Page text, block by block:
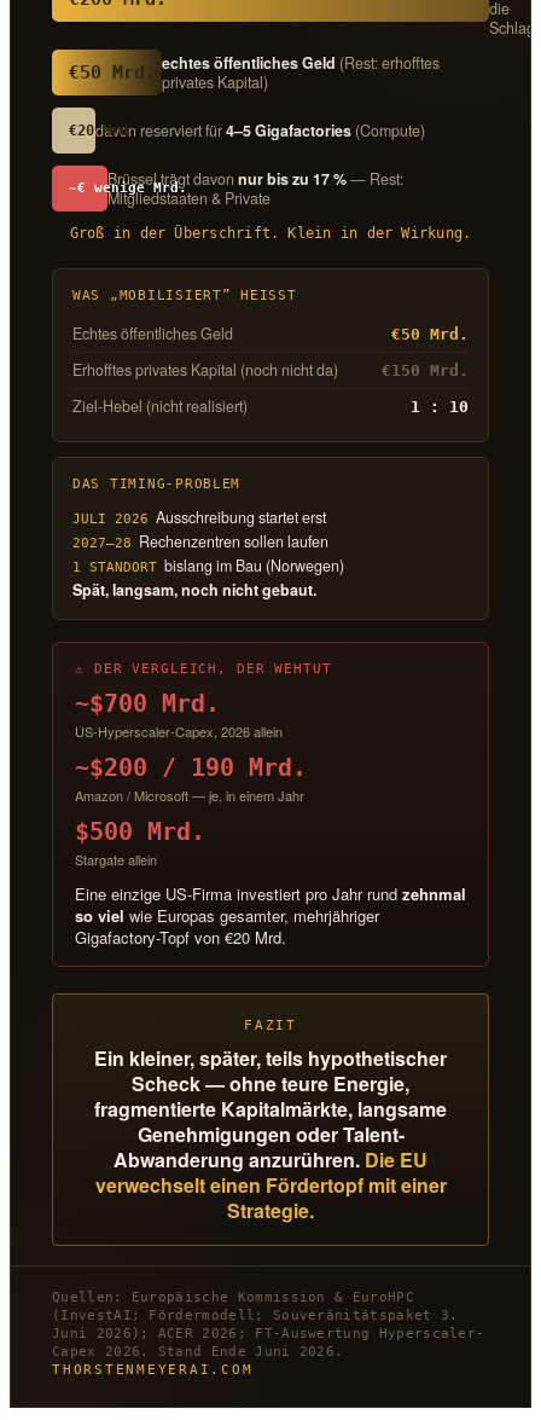
die
€50 Mrd. echtes öffentliches Geld (Rest: erhofftes
privates Kapital)
€20 Mrd.
davon reserviert für4–5 Gigafactories (Compute)
~€ wenige Mrd.
Brüssel trägt davon nur bis zu 17 %— Rest:
Mitgliedstaaten & Private
Groß in der Überschrift. Klein in der Wirkung.
WAS „MOBILISIERT” HEISST
Echtes öffentliches Geld €50 Mrd.
Erhofftes privates Kapital (noch nicht da) €150 Mrd.
Ziel-Hebel (nicht realisiert) 1 : 10
DAS TIMING-PROBLEM
JULI 2026 Ausschreibung startet erst
2027–28 Rechenzentren sollen laufen
1 STANDORT bislang im Bau (Norwegen)
Spät, langsam, noch nicht gebaut.
⚠ DER VERGLEICH, DER WEHTUT
~$700 Mrd.
US-Hyperscaler-Capex, 2026 allein
~$200 / 190 Mrd.
Amazon / Microsoft — je, in einem Jahr
$500 Mrd.
Stargate allein
Eine einzige US-Firma investiert pro Jahr rund zehnmal
so viel wie Europas gesamter, mehrjähriger
Gigafactory-Topf von €20 Mrd.
FAZIT
Ein kleiner, später, teils hypothetischer
Scheck — ohne teure Energie,
fragmentierte Kapitalmärkte, langsame
Genehmigungen oder Talent-
Abwanderung anzurühren. Die EU
verwechselt einen Fördertopf mit einer
Strategie.
Quellen: Europäische Kommission & EuroHPC
(InvestAI; Fördermodell; Souveränitätspaket 3.
Juni 2026); ACER 2026; FT-Auswertung Hyperscaler-
Capex 2026. Stand Ende Juni 2026.
THORSTENMEYERAI.COM